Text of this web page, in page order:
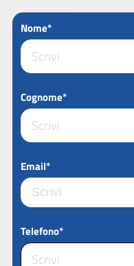
Nome*
Cognome*
Email*
Telefono*